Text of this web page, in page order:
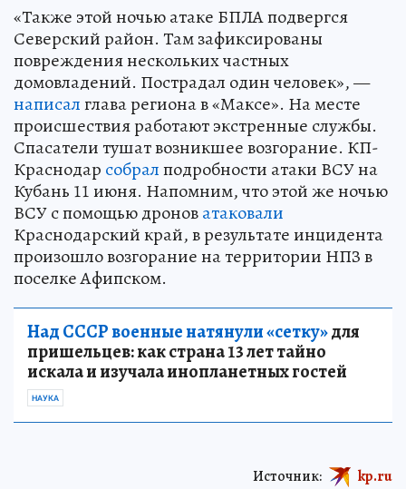
«Также этой ночью атаке БПЛА подвергся
Северский район. Там зафиксированы
повреждения нескольких частных
домовладений. Пострадал один человек», —
написалглава региона в «Максе». На месте
происшествия работают экстренные службы.
Спасатели тушат возникшее возгорание. КП-
Краснодар собралподробности атаки ВСУ на
Кубань 11 июня. Напомним, что этой же ночью
ВСУ с помощью дроноватаковали
Краснодарский край, в результате инцидента
произошло возгорание на территории НПЗ в
поселке Афипском.
Над СССР военные натянули «сетку»для
пришельцев: как страна 13 лет тайно
искала и изучала инопланетных гостей
НАУКА
Источник: kp.ru